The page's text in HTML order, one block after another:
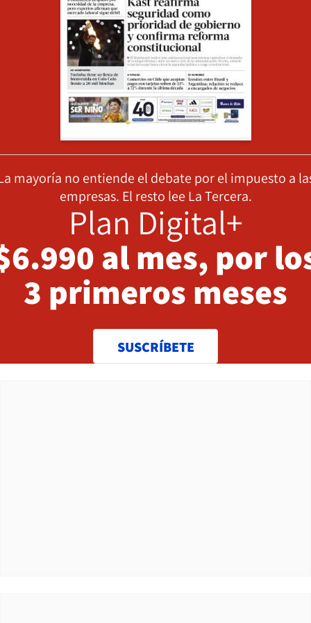
mayoría no entiende el debate por el impuesto a
empresas. El resto lee La Tercera.
Plan Digital+
al mes, por
3 primeros meses
SUSCRÍBETE